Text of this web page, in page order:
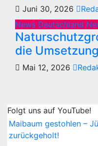
Juni 30, 2026
News Deutschland
die
Mai 12, 2026
Folgt uns auf YouTube!
Maibaum gestohlen –
zurückgeholt!